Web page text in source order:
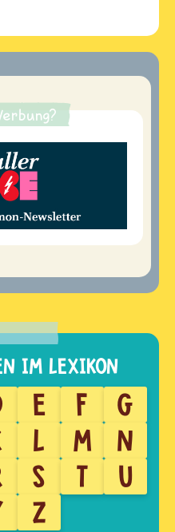
E F
G
L M
N
S T
U
Z